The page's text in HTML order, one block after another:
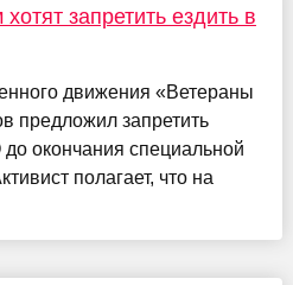
запретить ездить в
движения «Ветераны
предложил запретить
окончания специальной
полагает, что на